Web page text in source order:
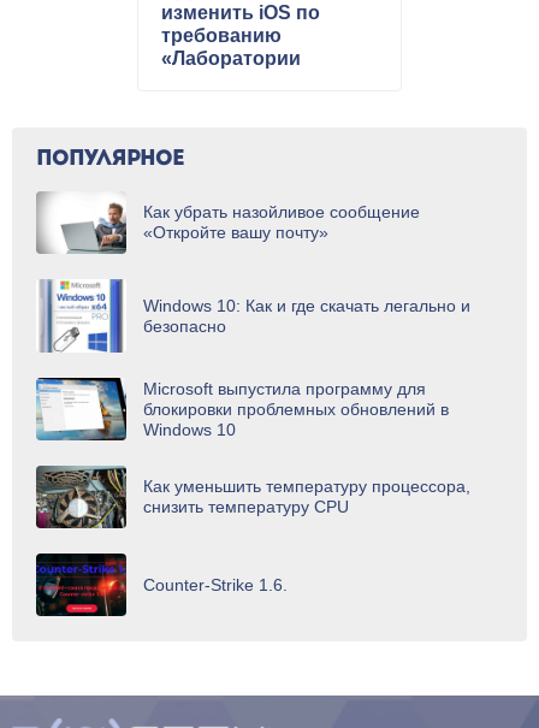
изменить iOS по
требованию
«Лаборатории
ПОПУЛЯРНОЕ
Как убрать назойливое сообщение
«Откройте вашу почту»
Windows 10: Как и где скачать легально и
безопасно
Microsoft выпустила программу для
блокировки проблемных обновлений в
Windows 10
Как уменьшить температуру процессора,
снизить температуру CPU
Counter-Strike 1.6.